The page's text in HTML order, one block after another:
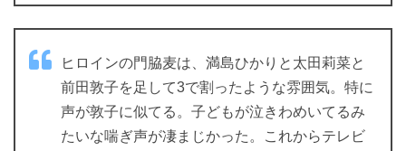
ヒロインの門脇麦は、満島ひかりと太田莉菜と
前田敦子を足して3で割ったような雰囲気。特に
声が敦子に似てる。子どもが泣きわめいてるみ
たいな喘ぎ声が凄まじかった。これからテレビ